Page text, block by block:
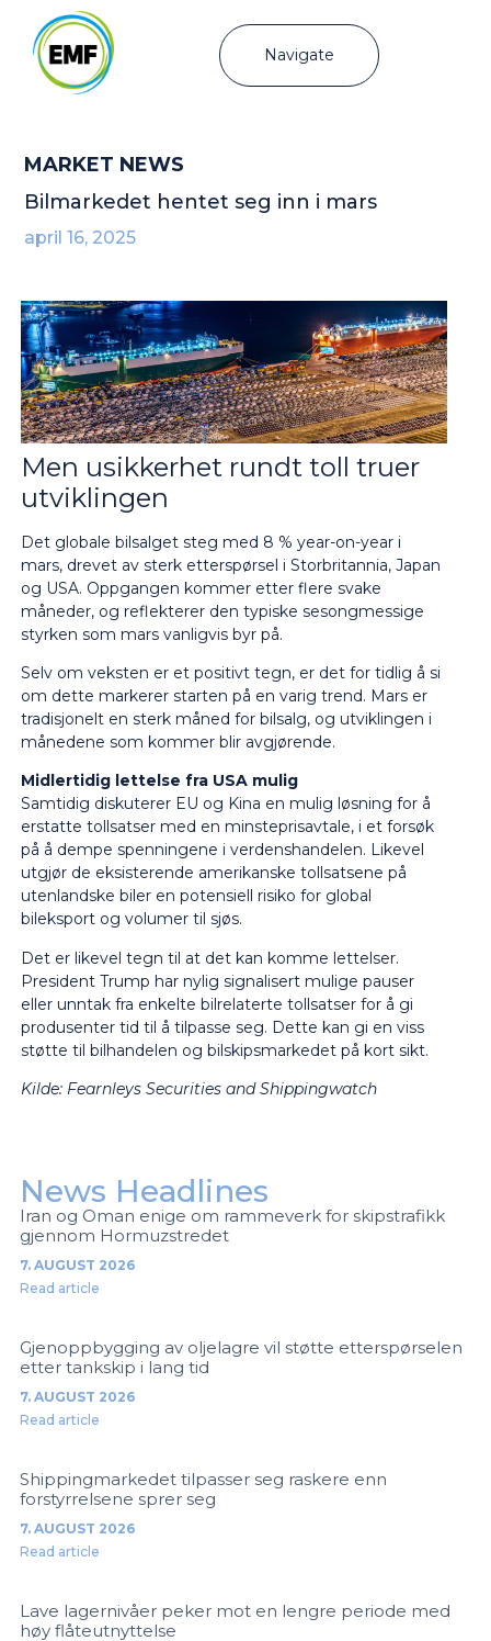
Navigate
MARKET NEWS
Bilmarkedet hentet seg inn i mars
april 16, 2025
Men usikkerhet rundt toll truer
utviklingen
Det globale bilsalget steg med 8 % year-on-year i
mars, drevet av sterk etterspørsel i Storbritannia, Japan
og USA. Oppgangen kommer etter flere svake
måneder, og reflekterer den typiske sesongmessige
styrken som mars vanligvis byr på.
Selv om veksten er et positivt tegn, er det for tidlig å si
om dette markerer starten på en varig trend. Mars er
tradisjonelt en sterk måned for bilsalg, og utviklingen i
månedene som kommer blir avgjørende.
Midlertidig lettelse fra USA mulig
Samtidig diskuterer EU og Kina en mulig løsning for å
erstatte tollsatser med en minsteprisavtale, i et forsøk
på å dempe spenningene i verdenshandelen. Likevel
utgjør de eksisterende amerikanske tollsatsene på
utenlandske biler en potensiell risiko for global
bileksport og volumer til sjøs.
Det er likevel tegn til at det kan komme lettelser.
President Trump har nylig signalisert mulige pauser
eller unntak fra enkelte bilrelaterte tollsatser for å gi
produsenter tid til å tilpasse seg. Dette kan gi en viss
støtte til bilhandelen og bilskipsmarkedet på kort sikt.
Kilde: Fearnleys Securities and Shippingwatch
News Headlines
Iran og Oman enige om rammeverk for skipstrafikk
gjennom Hormuzstredet
7. AUGUST 2026
Read article
Gjenoppbygging av oljelagre vil støtte etterspørselen
etter tankskip i lang tid
7. AUGUST 2026
Read article
Shippingmarkedet tilpasser seg raskere enn
forstyrrelsene sprer seg
7. AUGUST 2026
Read article
Lave lagernivåer peker mot en lengre periode med
høy flåteutnyttelse